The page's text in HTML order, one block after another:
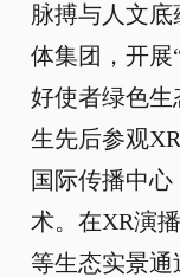
脉搏与人文
体集团，开
好使者绿色生
生先后参观
国际传播中
术。在XR演
等生态实景